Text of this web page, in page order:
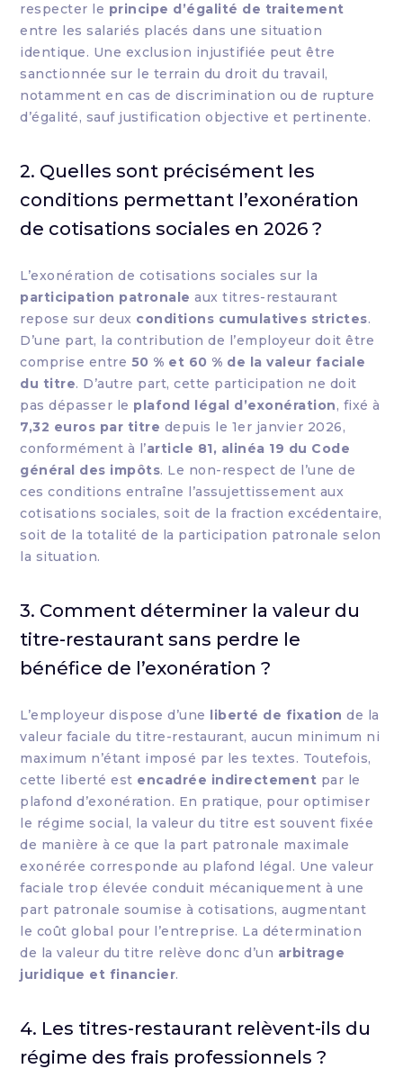
respecter le principe d’égalité de traitement
entre les salariés placés dans une situation
identique. Une exclusion injustifiée peut être
sanctionnée sur le terrain du droit du travail,
notamment en cas de discrimination ou de rupture
d’égalité, sauf justification objective et pertinente.
2. Quelles sont précisément les
conditions permettant l’exonération
de cotisations sociales en 2026 ?
L’exonération de cotisations sociales sur la
participation patronale aux titres-restaurant
repose sur deux conditions cumulatives strictes.
D’une part, la contribution de l’employeur doit être
comprise entre 50 % et 60 % de la valeur faciale
du titre. D’autre part, cette participation ne doit
pas dépasser le plafond légal d’exonération, fixé à
7,32 euros par titre depuis le 1er janvier 2026,
conformément à l’article 81, alinéa 19 du Code
général des impôts. Le non-respect de l’une de
ces conditions entraîne l’assujettissement aux
cotisations sociales, soit de la fraction excédentaire,
soit de la totalité de la participation patronale selon
la situation.
3. Comment déterminer la valeur du
titre-restaurant sans perdre le
bénéfice de l’exonération ?
L’employeur dispose d’une liberté de fixation de la
valeur faciale du titre-restaurant, aucun minimum ni
maximum n’étant imposé par les textes. Toutefois,
cette liberté est encadrée indirectement par le
plafond d’exonération. En pratique, pour optimiser
le régime social, la valeur du titre est souvent fixée
de manière à ce que la part patronale maximale
exonérée corresponde au plafond légal. Une valeur
faciale trop élevée conduit mécaniquement à une
part patronale soumise à cotisations, augmentant
le coût global pour l’entreprise. La détermination
de la valeur du titre relève donc d’un arbitrage
juridique et financier.
4. Les titres-restaurant relèvent-ils du
régime des frais professionnels ?